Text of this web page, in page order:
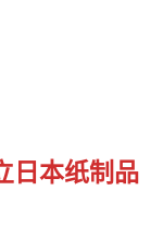
日本纸制品